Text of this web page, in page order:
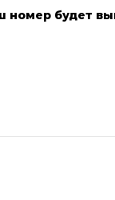
номер будет